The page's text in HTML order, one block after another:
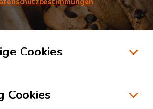
informiert werden?
Konsumgüterindustrie in
Cookies
Cookies